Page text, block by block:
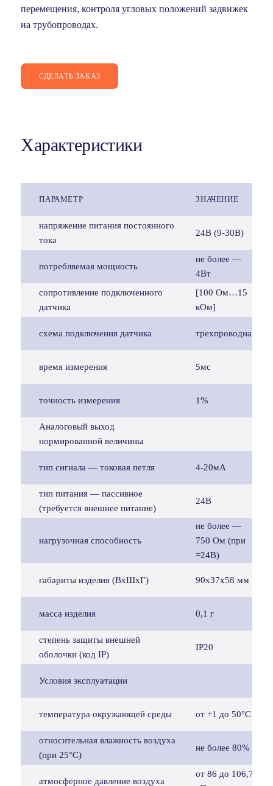
перемещения, контроля угловых положений задвижек
на трубопроводах.
СДЕЛАТЬ ЗАКАЗ
Характеристики
ПАРАМЕТР ЗНАЧЕНИЕ
напряжение питания постоянного
тока
24В (9-30В)
потребляемая мощность
не более —
4Вт
сопротивление подключенного
датчика
[100 Ом…15
кОм]
схема подключения датчика трехпроводная
время измерения 5мс
точность измерения 1%
Аналоговый выход
нормированной величины
тип сигнала — токовая петля 4-20мА
тип питания — пассивное
(требуется внешнее питание)
24В
нагрузочная способность
не более —
750 Ом (при
=24В)
габариты изделия (ВхШхГ) 90х37х58 мм
масса изделия 0,1 г
степень защиты внешней
оболочки (код IP)
IP20
Условия эксплуатации
температура окружающей среды от +1 до 50°С
относительная влажность воздуха
(при 25°С)
не более 80%
атмосферное давление воздуха
от 86 до 106,7